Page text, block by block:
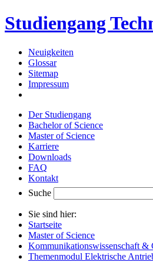
Studiengang
Neuigkeiten
Glossar
Sitemap
Impressum
Der Studiengang
Bachelor of Science
Master of Science
Karriere
Downloads
FAQ
Kontakt
Suche
Sie sind hier:
Startseite
Master of Science
Kommunikationswissenschaft &
Themenmodul Elektrische